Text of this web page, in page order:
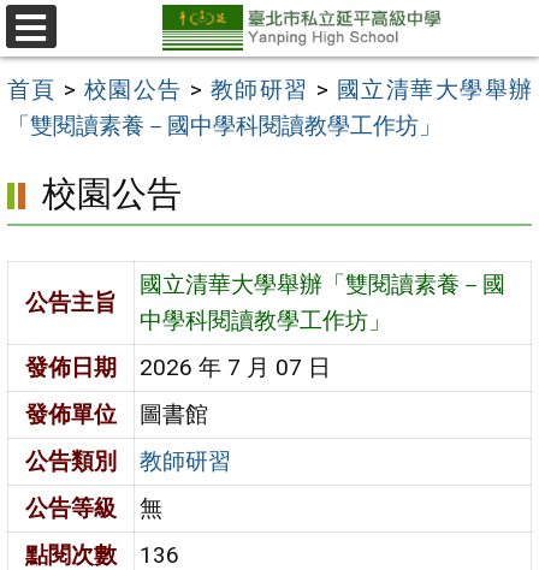
跳
至
主
要
區
選
單
首頁 > 校園公告 > 教師研習 > 國立清華大學舉辦
「雙閱讀素養－國中學科閱讀教學工作坊」
校園公告
公告主旨
國立清華大學舉辦「雙閱讀素養－國
中學科閱讀教學工作坊」
發佈日期
2026 年 7 月 07 日
發佈單位
圖書館
公告類別
教師研習
公告等級
無
點閱次數
136